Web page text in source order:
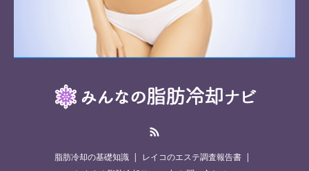
脂肪冷却の基礎知識
レイコのエステ調査報告書